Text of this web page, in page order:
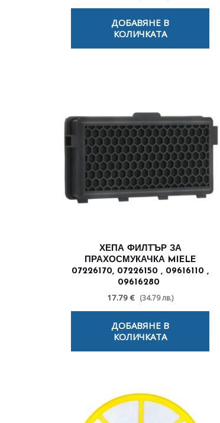
ДОБАВЯНЕ В
КОЛИЧКАТА
ХЕПА ФИЛТЪР ЗА
ПРАХОСМУКАЧКА MIELE
07226170, 07226150 , 09616110 ,
09616280
17.79 € (34.79 лв.)
ДОБАВЯНЕ В
КОЛИЧКАТА